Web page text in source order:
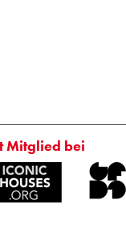
Mitglied bei